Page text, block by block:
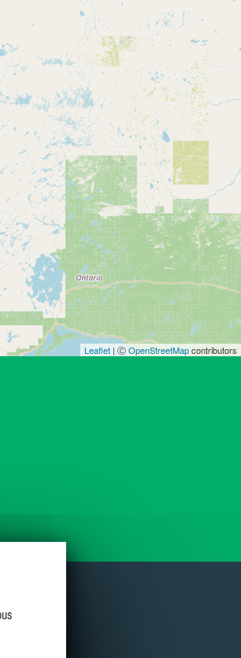
Leaflet | ⒸOpenStreetMapcontributors